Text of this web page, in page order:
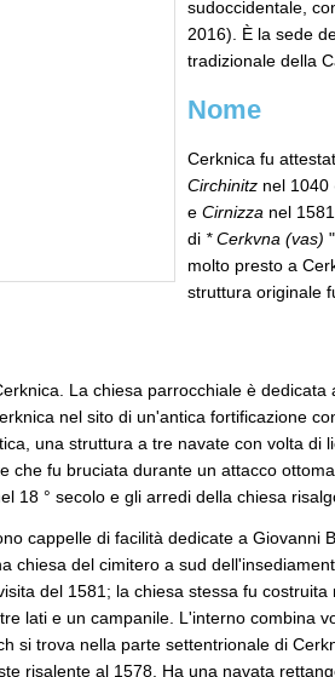
sudoccidentale,
2016). È la sede
tradizionale della
Nome
Cerknica fu
Circhinitz nel
e Cirnizza nel
di * Cerkvna (vas)
molto presto a
struttura originale
La chiesa parrocchiale è
nel sito di un'antica fortificazione
una struttura a tre navate con volta di
che fu bruciata durante un attacco
18 ° secolo e gli arredi della chiesa
cappelle di facilità dedicate a Giovanni
chiesa del cimitero a sud
del 1581; la chiesa stessa fu
lati e un campanile. L'interno combina
si trova nella parte settentrionale di
risalente al 1578. Ha una navata